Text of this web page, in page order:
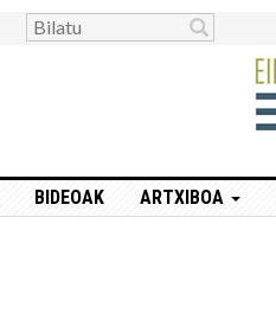
BIDEOAK ARTXIBOA